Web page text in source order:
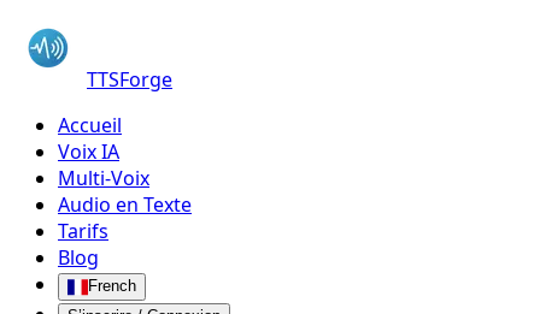
TTSForge
Accueil
Voix IA
Multi-Voix
Audio en Texte
Tarifs
Blog
French